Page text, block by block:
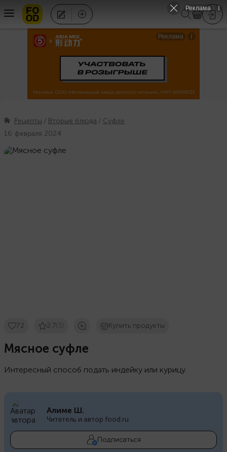
Рецепты Вторые блюда
Суфле
16 февраля 2024
72 2.7(3) Купить продукты
Мясное суфле
Интересный способ подать индейку или курицу.
Алиме Ш.
Читатель и автор food.ru
Подписаться